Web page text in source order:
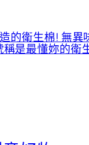
的衛生棉! 無異
是最懂妳的衛